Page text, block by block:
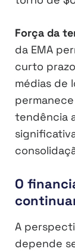
Força da
da EMA
curto
médias de
tendência
O
A
depende